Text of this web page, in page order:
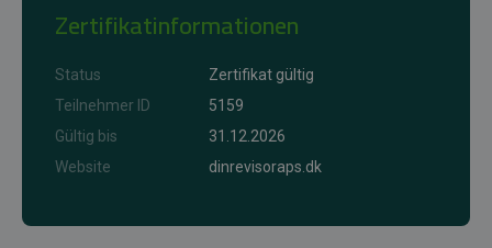
Zertifikatinformationen
Status
Zertifikat gültig
Teilnehmer ID
5159
Gültig bis
31.12.2026
Website
dinrevisoraps.dk